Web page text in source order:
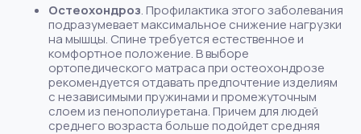
Остеохондроз. Профилактика этого заболевания
подразумевает максимальное снижение нагрузки
на мышцы. Спине требуется естественное и
комфортное положение. В выборе
ортопедического матраса при остеохондрозе
рекомендуется отдавать предпочтение изделиям
с независимыми пружинами и промежуточным
слоем из пенополиуретана. Причем для людей
среднего возраста больше подойдет средняя